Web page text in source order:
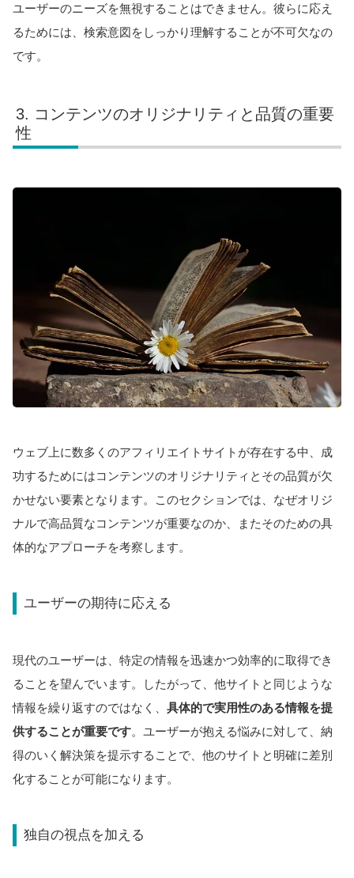
ユーザーのニーズを無視することはできません。彼らに応え
るためには、検索意図をしっかり理解することが不可欠なの
です。
コンテンツのオリジナリティと品質の重要
性
ウェブ上に数多くのアフィリエイトサイトが存在する中、成
功するためにはコンテンツのオリジナリティとその品質が欠
かせない要素となります。このセクションでは、なぜオリジ
ナルで高品質なコンテンツが重要なのか、またそのための具
体的なアプローチを考察します。
ユーザーの期待に応える
現代のユーザーは、特定の情報を迅速かつ効率的に取得でき
ることを望んでいます。したがって、他サイトと同じような
情報を繰り返すのではなく、 具体的で実用性のある情報を提
供することが重要です。ユーザーが抱える悩みに対して、納
得のいく解決策を提示することで、他のサイトと明確に差別
化することが可能になります。
独自の視点を加える